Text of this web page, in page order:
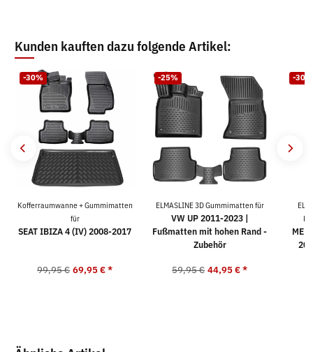
Kunden kauften dazu folgende Artikel:
-30%
Kofferraumwanne + Gummimatten
für
SEAT IBIZA 4 (IV) 2008-2017
99,95 € 69,95 €*
-25%
ELMASLINE 3D Gummimatten für
VW UP 2011-2023 |
Fußmatten mit hohen Rand -
Zubehör
59,95 € 44,95 €*
-30%